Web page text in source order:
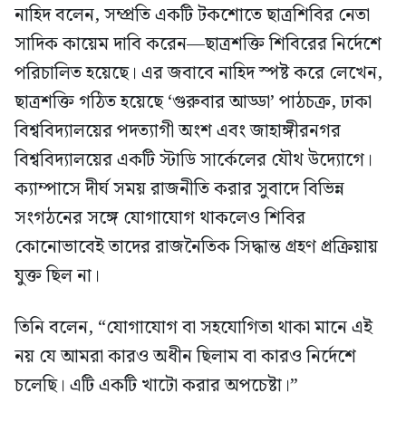
নাহিদ বলেন, সম্প্রতি একটি টকশোতে ছাত্রশিবির নেতা
সাদিক কায়েম দাবি করেন—ছাত্রশক্তি শিবিরের নির্দেশে
পরিচালিত হয়েছে। এর জবাবে নাহিদ স্পষ্ট করে লেখেন,
ছাত্রশক্তি গঠিত হয়েছে ‘গুরুবার আড্ডা’ পাঠচক্র, ঢাকা
বিশ্ববিদ্যালয়ের পদত্যাগী অংশ এবং জাহাঙ্গীরনগর
বিশ্ববিদ্যালয়ের একটি স্টাডি সার্কেলের যৌথ উদ্যোগে।
ক্যাম্পাসে দীর্ঘ সময় রাজনীতি করার সুবাদে বিভিন্ন
সংগঠনের সঙ্গে যোগাযোগ থাকলেও শিবির
কোনোভাবেই তাদের রাজনৈতিক সিদ্ধান্ত গ্রহণ প্রক্রিয়ায়
যুক্ত ছিল না।
তিনি বলেন, “যোগাযোগ বা সহযোগিতা থাকা মানে এই
নয় যে আমরা কারও অধীন ছিলাম বা কারও নির্দেশে
চলেছি। এটি একটি খাটো করার অপচেষ্টা।”